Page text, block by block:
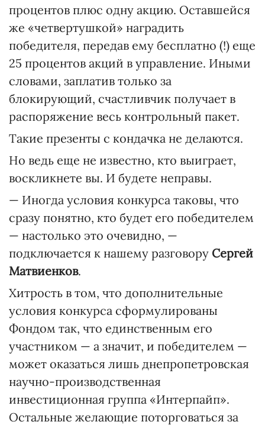
процентов плюс одну акцию. Оставшейся
же «четвертушкой» наградить
победителя, передав ему бесплатно (!) еще
25 процентов акций в управление. Иными
словами, заплатив только за
блокирующий, счастливчик получает в
распоряжение весь контрольный пакет.
Такие презенты с кондачка не делаются.
Но ведь еще не известно, кто выиграет,
воскликнете вы. И будете неправы.
— Иногда условия конкурса таковы, что
сразу понятно, кто будет его победителем
— настолько это очевидно, —
подключается к нашему разговору Сергей
Матвиенков.
Хитрость в том, что дополнительные
условия конкурса сформулированы
Фондом так, что единственным его
участником — а значит, и победителем —
может оказаться лишь днепропетровская
научно-производственная
инвестиционная группа «Интерпайп».
Остальные желающие поторговаться за